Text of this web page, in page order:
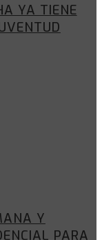
YA TIENE
Y
PARA